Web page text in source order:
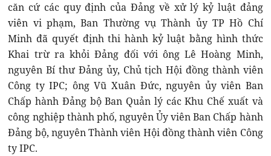
căn cứ các quy định của Đảng về xử lý kỷ luật đảng
viên vi phạm, Ban Thường vụ Thành ủy TP Hồ Chí
Minh đã quyết định thi hành kỷ luật bằng hình thức
Khai trừ ra khỏi Đảng đối với ông Lê Hoàng Minh,
nguyên Bí thư Đảng ủy, Chủ tịch Hội đồng thành viên
Công ty IPC; ông Vũ Xuân Đức, nguyên ủy viên Ban
Chấp hành Đảng bộ Ban Quản lý các Khu Chế xuất và
công nghiệp thành phố, nguyên Ủy viên Ban Chấp hành
Đảng bộ, nguyên Thành viên Hội đồng thành viên Công
ty IPC.